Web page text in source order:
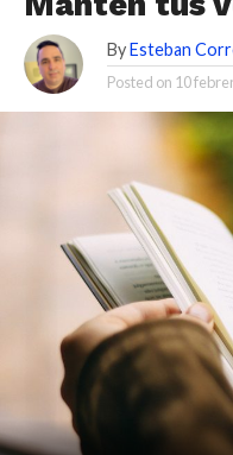
By Esteban
Posted on 10